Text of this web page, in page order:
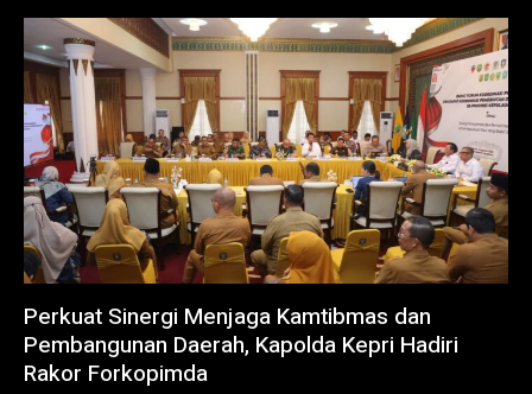
Perkuat Sinergi Menjaga Kamtibmas dan
Pembangunan Daerah, Kapolda Kepri Hadiri
Rakor Forkopimda